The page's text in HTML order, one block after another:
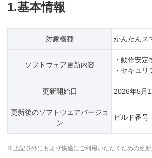
1.基本情報
対象機種 かんたんス
ソフトウェア更新内容
・動作安定
・セキュリ
更新開始日 2026年5月
更新後のソフトウェアバージョ
ン
ビルド番号
※上記以外にもより快適にご利用いただくための更新